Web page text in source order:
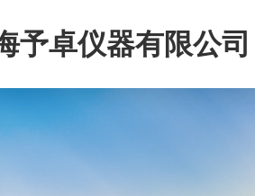
予卓仪器有限公司